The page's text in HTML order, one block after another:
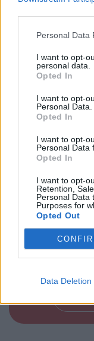
Personal Data
I want to opt-
personal data.
Opted In
I want to opt-
Personal Data.
Opted In
I want to opt-
Personal Data
Opted In
I want to opt-
Retention,
Personal Data
Purposes for
Opted Out
Data Deletion
Partager
le Web et